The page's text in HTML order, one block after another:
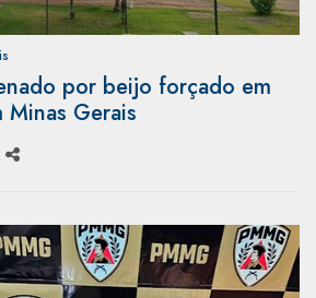
por beijo forçado em
Minas Gerais